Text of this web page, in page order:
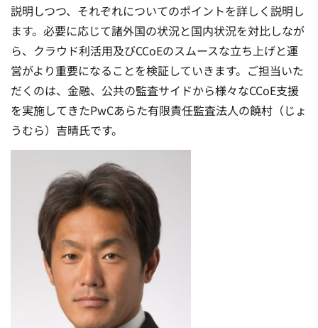
説明しつつ、それぞれについてのポイントを詳しく説明し
ます。必要に応じて諸外国の状況と国内状況を対比しなが
ら、クラウド利活用及びCCoEのスムースな立ち上げと運
営がより重要になることを検証していきます。ご担当いた
だくのは、金融、公共の監査サイドから様々なCCoE支援
を実施してきたPwCあらた有限責任監査法人の饒村（じょ
うむら）吉晴氏です。